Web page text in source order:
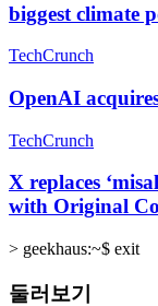
biggest climate
TechCrunch
OpenAI
TechCrunch
X replaces
with Original
> geekhaus:~$ exit
둘러보기